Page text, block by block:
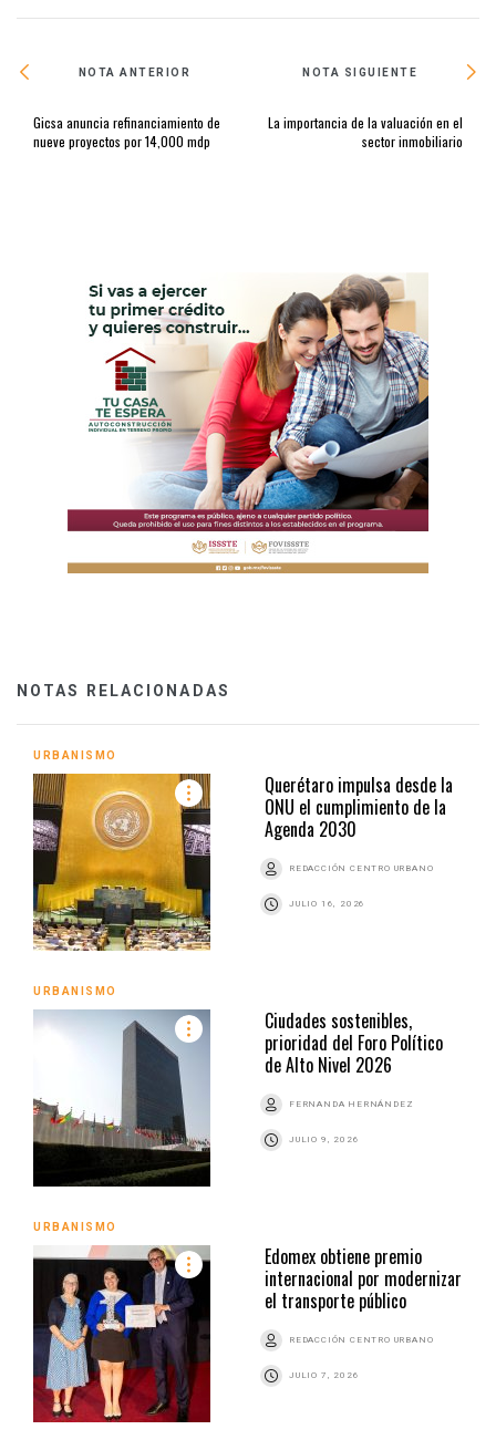
NOTA ANTERIOR
Gicsa anuncia refinanciamiento de
nueve proyectos por 14,000 mdp
NOTA SIGUIENTE
La importancia de la valuación en el
sector inmobiliario
NOTAS RELACIONADAS
URBANISMO
Querétaro impulsa desde la
ONU el cumplimiento de la
Agenda 2030
REDACCIÓN CENTRO URBANO
JULIO 16, 2026
URBANISMO
Ciudades sostenibles,
prioridad del Foro Político
de Alto Nivel 2026
FERNANDA HERNÁNDEZ
JULIO 9, 2026
URBANISMO
Edomex obtiene premio
internacional por modernizar
el transporte público
REDACCIÓN CENTRO URBANO
JULIO 7, 2026